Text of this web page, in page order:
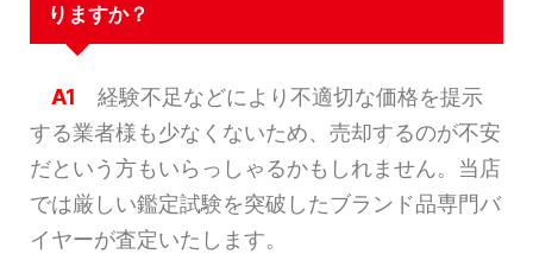
りますか？
A1 経験不足などにより不適切な価格を提示
する業者様も少なくないため、売却するのが不安
だという方もいらっしゃるかもしれません。当店
では厳しい鑑定試験を突破したブランド品専門バ
イヤーが査定いたします。